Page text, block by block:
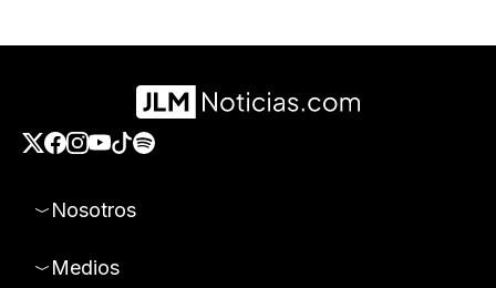
Nosotros
Medios